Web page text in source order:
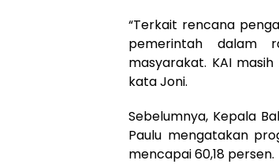
“Terkait rencana
pemerintah dalam
masyarakat. KAI
kata Joni.
Sebelumnya, Kepala
Paulu mengatakan
mencapai 60,18 persen.